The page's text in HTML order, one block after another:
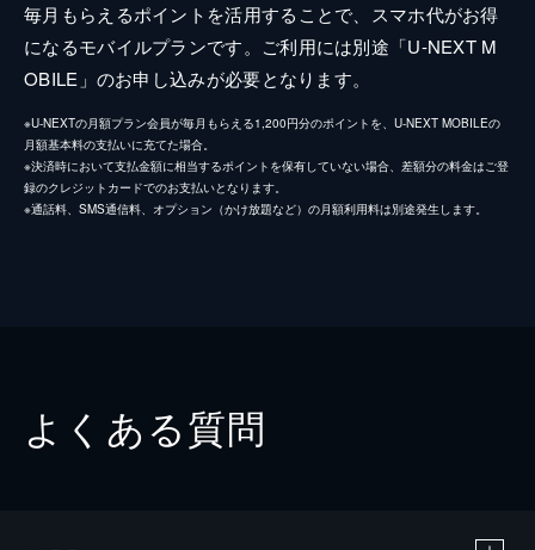
毎月もらえるポイントを活用することで、スマホ代がお得
になるモバイルプランです。ご利用には別途「U-NEXT M
OBILE」のお申し込みが必要となります。
※U-NEXTの月額プラン会員が毎月もらえる1,200円分のポイントを、U-NEXT MOBILEの
月額基本料の支払いに充てた場合。
※決済時において支払金額に相当するポイントを保有していない場合、差額分の料金はご登
録のクレジットカードでのお支払いとなります。
※通話料、SMS通信料、オプション（かけ放題など）の月額利用料は別途発生します。
よくある質問